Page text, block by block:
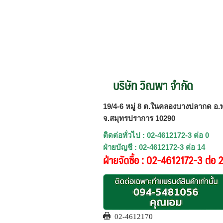
บริษัท วิณพา จำกัด
19/4-6 หมู่ 8 ต.ในคลองบางปลากด อ.
จ.สมุทรปราการ 10290
ติดต่อทั่วไป : 02-4612172-3 ต่อ 0
ฝ่ายบัญชี : 02-4612172-3 ต่อ 14
ฝ่ายจัดซื้อ : 02-4612172-3 ต่อ
02-4612170